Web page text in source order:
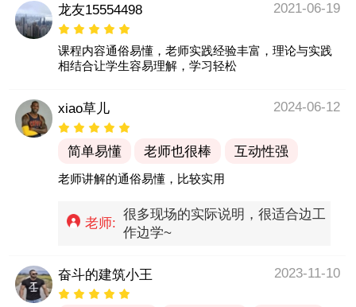
龙友15554498 2021-06-19
课程内容通俗易懂，老师实践经验丰富，理论与实践
相结合让学生容易理解，学习轻松
xiao草儿 2024-06-12
简单易懂 老师也很棒 互动性强
老师讲解的通俗易懂，比较实用
老师:
很多现场的实际说明，很适合边工
作边学~
奋斗的建筑小王 2023-11-10